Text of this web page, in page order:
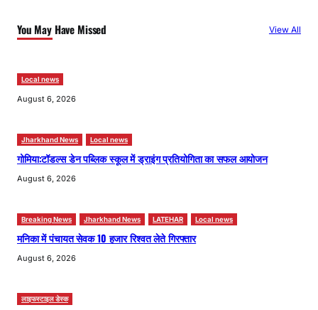
h
You May Have Missed View All
Local news
August 6, 2026
Jharkhand News Local news
गोमिया:टॉडल्स डेन पब्लिक स्कूल में ड्राइंग प्रतियोगिता का सफल आयोजन
August 6, 2026
Breaking News Jharkhand News LATEHAR Local news
मनिका में पंचायत सेवक 10 हजार रिश्वत लेते गिरफ्तार
August 6, 2026
लाइफस्टाइल डेस्क